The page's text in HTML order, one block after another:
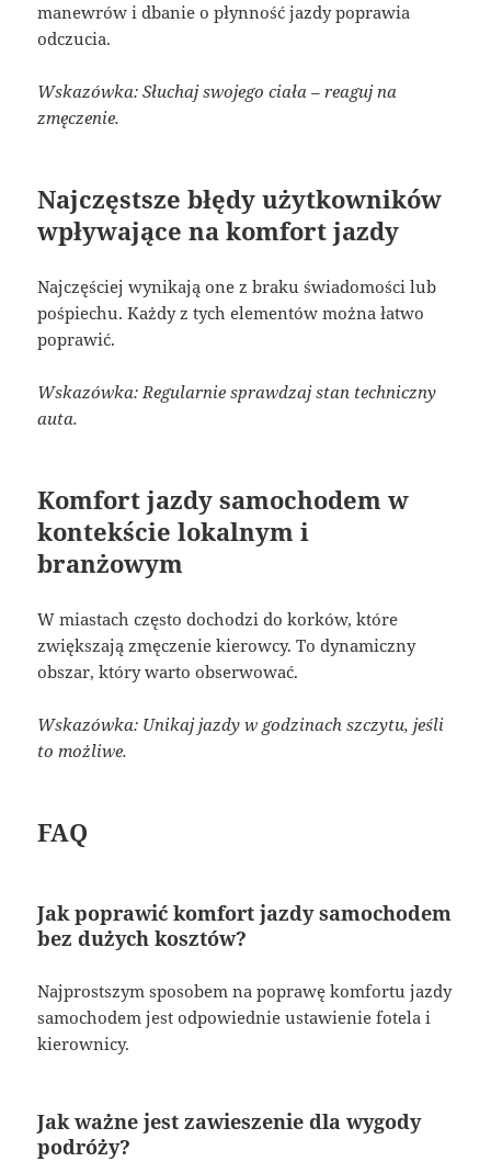
manewrów i dbanie o płynność jazdy poprawia
odczucia.
Wskazówka: Słuchaj swojego ciała – reaguj na
zmęczenie.
Najczęstsze błędy użytkowników
wpływające na komfort jazdy
Najczęściej wynikają one z braku świadomości lub
pośpiechu. Każdy z tych elementów można łatwo
poprawić.
Wskazówka: Regularnie sprawdzaj stan techniczny
auta.
Komfort jazdy samochodem w
kontekście lokalnym i
branżowym
W miastach często dochodzi do korków, które
zwiększają zmęczenie kierowcy. To dynamiczny
obszar, który warto obserwować.
Wskazówka: Unikaj jazdy w godzinach szczytu, jeśli
to możliwe.
FAQ
Jak poprawić komfort jazdy samochodem
bez dużych kosztów?
Najprostszym sposobem na poprawę komfortu jazdy
samochodem jest odpowiednie ustawienie fotela i
kierownicy.
Jak ważne jest zawieszenie dla wygody
podróży?